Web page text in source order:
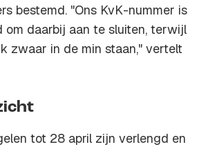
bestemd. "Ons KvK-nummer is
om daarbij aan te sluiten, terwijl
zwaar in de min staan," vertelt
tot 28 april zijn verlengd en